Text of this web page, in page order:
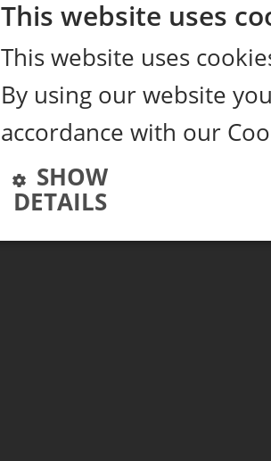
This website uses
This website uses
By using our website
accordance with our
SHOW
DETAILS